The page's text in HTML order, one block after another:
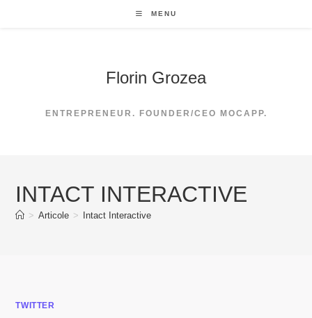
MENU
Florin Grozea
ENTREPRENEUR. FOUNDER/CEO MOCAPP.
INTACT INTERACTIVE
> Articole > Intact Interactive
TWITTER